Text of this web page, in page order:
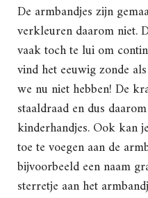
De armbandjes zijn
verkleuren daarom niet.
vaak toch te lui om
vind het eeuwig zonde
we nu niet hebben! De
staaldraad en dus
kinderhandjes. Ook kan
toe te voegen aan de
bijvoorbeeld een naam
sterretje aan het